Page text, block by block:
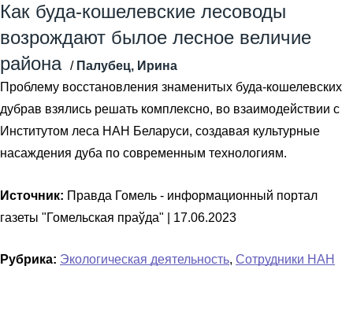
Как буда-кошелевские лесоводы
возрождают былое лесное величие
района / Палубец, Ирина
Проблему восстановления знаменитых буда-кошелевских
дубрав взялись решать комплексно, во взаимодействии с
Институтом леса НАН Беларуси, создавая культурные
насаждения дуба по современным технологиям.
Источник: Правда Гомель - информационный портал
газеты "Гомельская праўда" | 17.06.2023
Рубрика: Экологическая деятельность, Сотрудники НАН